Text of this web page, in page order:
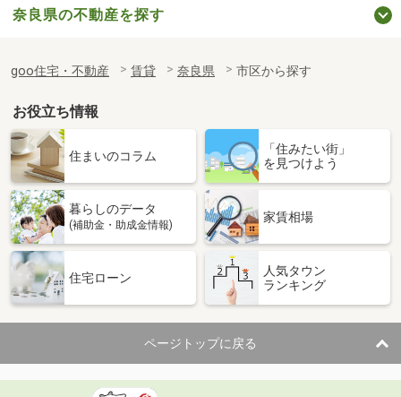
奈良県の不動産を探す
goo住宅・不動産 賃貸 奈良県 市区から探す
お役立ち情報
住まいのコラム
「住みたい街」
を見つけよう
暮らしのデータ
(補助金・助成金情報)
家賃相場
住宅ローン
人気タウン
ランキング
ページトップに戻る